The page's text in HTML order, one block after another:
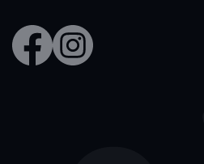
Faceb
ook
Insta
gram